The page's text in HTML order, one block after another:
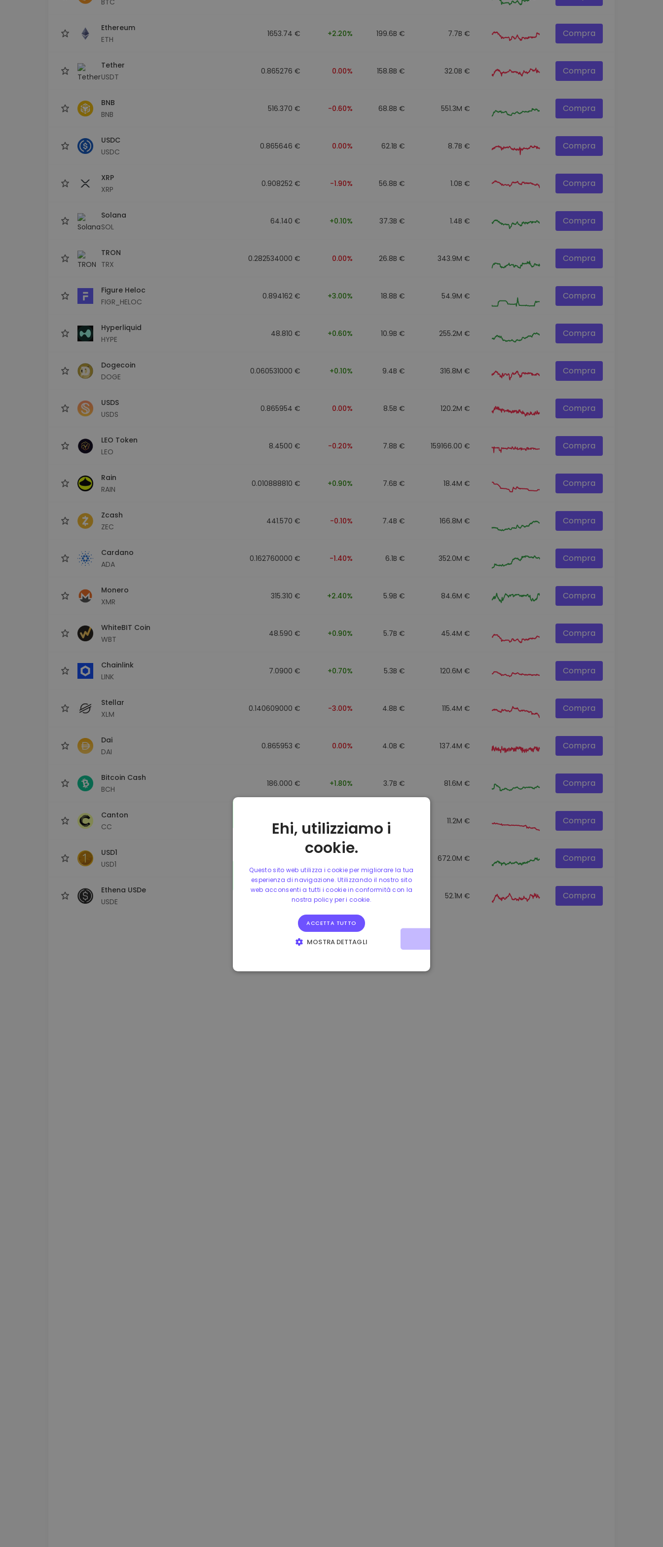
Ethereum
ETH
1653.74 € +2.20% 199.6B € 7.7B € Compra
Tether
USDT
0.865276 € 0.00% 158.8B € 32.0B € Compra
BNB
BNB
516.370 € -0.60% 68.8B € 551.3M € Compra
USDC
USDC
0.865646 € 0.00% 62.1B € 8.7B € Compra
XRP
XRP
0.908252 € -1.90% 56.8B € 1.0B € Compra
Solana
SOL
64.140 € +0.10% 37.3B € 1.4B € Compra
TRON
TRX
0.282534000 € 0.00% 26.8B € 343.9M € Compra
Figure Heloc
FIGR_HELOC
0.894162 € +3.00% 18.8B € 54.9M € Compra
Hyperliquid
HYPE
48.810 € +0.60% 10.9B € 255.2M € Compra
Dogecoin
DOGE
0.060531000 € +0.10% 9.4B € 316.8M € Compra
USDS
USDS
0.865954 € 0.00% 8.5B € 120.2M € Compra
LEO Token
LEO
8.4500 € -0.20% 7.8B € 159166.00 € Compra
Rain
RAIN
0.010888810 € +0.90% 7.6B € 18.4M € Compra
Zcash
ZEC
441.570 € -0.10% 7.4B € 166.8M € Compra
Cardano
ADA
0.162760000 € -1.40% 6.1B € 352.0M € Compra
Monero
XMR
315.310 € +2.40% 5.9B € 84.6M € Compra
WhiteBIT Coin
WBT
48.590 € +0.90% 5.7B € 45.4M € Compra
Chainlink
LINK
7.0900 € +0.70% 5.3B € 120.6M € Compra
Stellar
XLM
0.140609000 € -3.00% 4.8B € 115.4M € Compra
Dai
DAI
0.865953 € 0.00% 4.0B € 137.4M € Compra
Bitcoin Cash
BCH
186.000 € +1.80% 3.7B € 81.6M € Compra
Canton
CC
0.088043000 € -6.40% 3.5B € 11.2M € Compra
USD1
USD1
672.0M € Compra
Ethena USDe
USDE
0.00% 52.1M € Compra
Ehi, utilizziamo i
cookie.
Questo sito web utilizza i cookie per migliorare la tua
esperienza di navigazione. Utilizzando il nostro sito
web acconsenti a tutti i cookie in conformità con la
nostra policy per i cookie.
ACCETTA TUTTO
MOSTRA DETTAGLI